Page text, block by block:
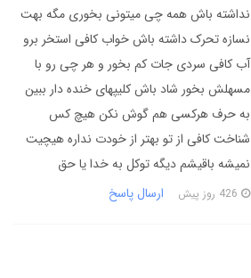
نداشته باش همه چی میتونی بخوری مگه بهت
نسازه تحرک داشته باش خواب کافی استخر برو
آب کافی سردی جات کم بخور و هر چی رو با
مسهلش بخور شاد باش کلیپهای خنده دار ببین
به حرف هرکسی هم گوش نکن هیچ کس
شناخت کافی از تو بهتر از خودت نداره هیچیت
نمیشه باقیشم دیگه توکل به خدا یا حق
ارسال پاسخ